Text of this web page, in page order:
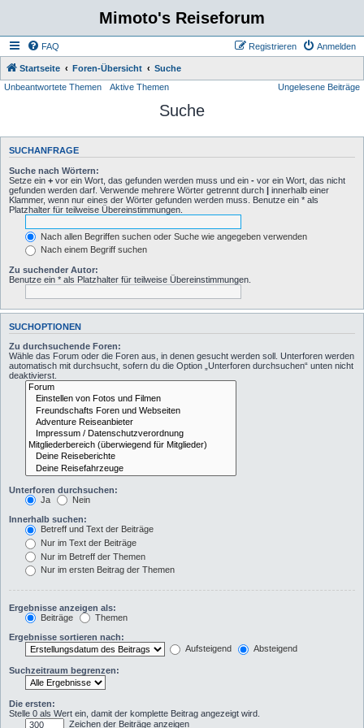
Mimoto's Reiseforum
FAQ Anmelden
Registrieren
Startseite Foren-Übersicht
Suche
Unbeantwortete Themen
Aktive Themen Ungelesene Beiträge
Suche
SUCHANFRAGE
Suche nach Wörtern:
Setze ein + vor ein Wort, das gefunden werden muss und ein - vor ein Wort, das nicht
gefunden werden darf. Verwende mehrere Wörter getrennt durch | innerhalb einer
Klammer, wenn nur eines der Wörter gefunden werden muss. Benutze ein * als
Platzhalter für teilweise Übereinstimmungen.
Nach allen Begriffen suchen oder Suche wie angegeben verwenden
Nach einem Begriff suchen
Zu suchender Autor:
Benutze ein * als Platzhalter für teilweise Übereinstimmungen.
SUCHOPTIONEN
Zu durchsuchende Foren:
Wähle das Forum oder die Foren aus, in denen gesucht werden soll. Unterforen werden
automatisch mit durchsucht, sofern du die Option „Unterforen durchsuchen“ unten nicht
deaktivierst.
Unterforen durchsuchen:
Ja
Nein
Innerhalb suchen:
Betreff und Text der Beiträge
Nur im Text der Beiträge
Nur im Betreff der Themen
Nur im ersten Beitrag der Themen
Ergebnisse anzeigen als:
Beiträge
Themen
Ergebnisse sortieren nach:
Aufsteigend
Absteigend
Suchzeitraum begrenzen:
Die ersten:
Stelle 0 als Wert ein, damit der komplette Beitrag angezeigt wird.
Zeichen der Beiträge anzeigen